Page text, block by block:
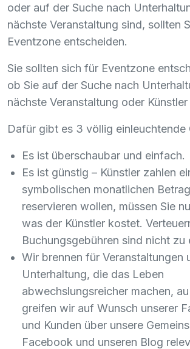
oder auf der Suche nach
nächste Veranstaltung sind, sollten
Eventzone entscheiden.
Sie sollten sich für Eventzone
ob Sie auf der Suche nach
nächste Veranstaltung oder Künstler
Dafür gibt es 3 völlig einleuchtende
Es ist überschaubar und einfach.
Es ist günstig – Künstler zahlen
symbolischen monatlichen
reservieren wollen, müssen Sie
was der Künstler kostet.
Buchungsgebühren sind nicht zu
Wir brennen für Veranstaltungen
Unterhaltung, die das Leben
abwechslungsreicher machen,
greifen wir auf Wunsch unserer
und Kunden über unsere
Facebook und unseren Blog